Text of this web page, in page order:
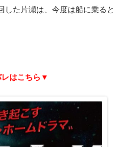
した片瀬は、今度は船に乗ると
はこちら▼